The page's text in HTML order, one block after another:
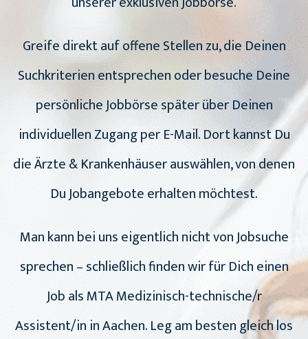
Greife direkt auf offene Stellen zu, die Deinen
Suchkriterien entsprechen oder besuche Deine
persönliche Jobbörse später über Deinen
individuellen Zugang per E-Mail. Dort kannst Du
die Ärzte & Krankenhäuser auswählen, von denen
Du Jobangebote erhalten möchtest.
Man kann bei uns eigentlich nicht von Jobsuche
sprechen – schließlich finden wir für Dich einen
Job als MTA Medizinisch-technische/r
Assistent/in in Aachen. Leg am besten gleich los